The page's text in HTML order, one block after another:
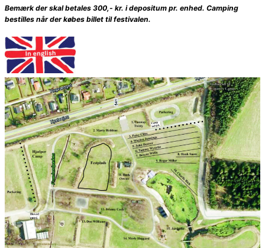
Bemærk der skal betales 300,- kr. i depositum pr. enhed. Camping
bestilles når der købes billet til festivalen.